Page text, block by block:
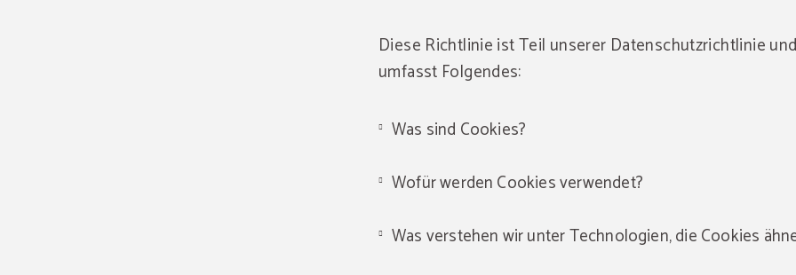
Diese Richtlinie ist Teil unserer Datenschutzrichtlinie und
umfasst Folgendes:
Was sind Cookies?
Wofür werden Cookies verwendet?
Was verstehen wir unter Technologien, die Cookies